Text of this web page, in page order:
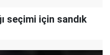
seçimi için sandık